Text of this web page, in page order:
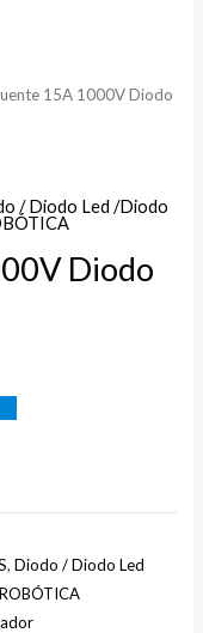
15A 1000V Diodo
/ Diodo Led /Diodo
Diodo
,Diodo / Diodo Led